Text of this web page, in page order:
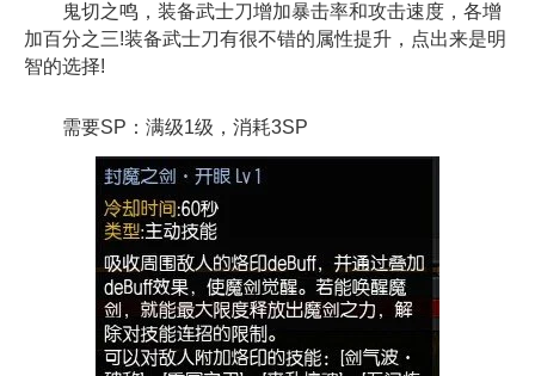
鬼切之鸣，装备武士刀增加暴击率和攻击速度，各增
加百分之三!装备武士刀有很不错的属性提升，点出来是明
智的选择!
需要SP：满级1级，消耗3SP